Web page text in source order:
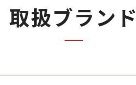
取扱ブランド